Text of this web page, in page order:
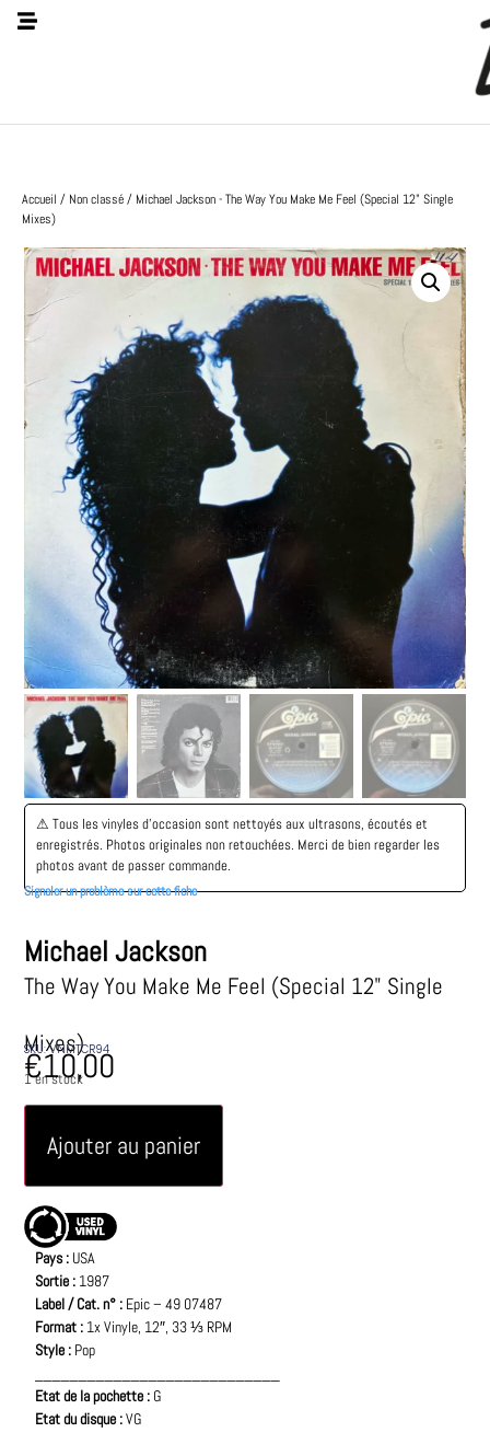
Accueil / Non classé/ Michael Jackson - The Way You Make Me Feel (Special 12" Single
Mixes)
Michael Jackson
The Way You Make Me Feel (Special 12" Single
Mixes)
SKU: VNMTCR94
€10,00
1 en stock
Ajouter au panier
Pays : USA
Sortie : 1987
Label / Cat. n° : Epic – 49 07487
Format : 1x Vinyle, 12″, 33 ⅓ RPM
Style : Pop
Etat de la pochette : G
Etat du disque :VG
⚠︎ Tous les vinyles d’occasion sont nettoyés aux ultrasons, écoutés et
enregistrés. Photos originales non retouchées. Merci de bien regarder les
photos avant de passer commande.
Signaler un problème sur cette fiche